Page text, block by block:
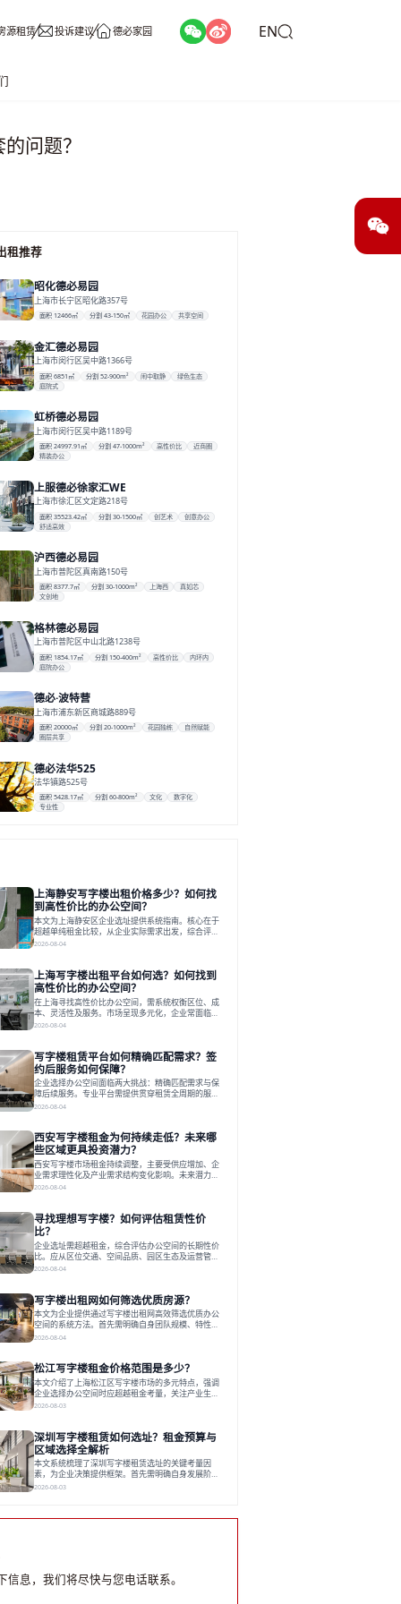
源租赁 投诉建议 德必家园 EN
问题？
租推荐
昭化德必易园
上海市长宁区昭化路357号
面积 12466㎡ 分割 43-150㎡ 花园办公 共享空间
金汇德必易园
上海市闵行区吴中路1366号
面积 6851㎡ 分割 52-900m² 闹中取静
绿色生态
庭院式
虹桥德必易园
上海市闵行区吴中路1189号
面积 24997.91㎡ 分割 47-1000m² 高性价比
近商圈
精装办公
上服德必徐家汇WE
上海市徐汇区文定路218号
面积 35523.42㎡ 分割 30-1500㎡ 创艺术
创意办公
舒适高效
沪西德必易园
上海市普陀区真南路150号
面积 8377.7㎡ 分割 30-1000m² 上海西
真如芯
文创地
格林德必易园
上海市普陀区中山北路1238号
面积 1854.17㎡ 分割 150-400m² 高性价比
内环内
庭院办公
德必·波特营
上海市浦东新区商城路889号
面积 20000㎡ 分割 20-1000m² 花园独栋
自然赋能
圈层共享
德必法华525
法华镇路525号
面积 5428.17㎡ 分割 60-800m² 文化
数字化
专业性
上海静安写字楼出租价格多少？如何找
到高性价比的办公空间？
本文为上海静安区企业选址提供系统指南。核心在于
超越单纯租金比较，从企业实际需求出发，综合评估
交通、硬件、空间弹性、配套服务及产业生态等多维
升性价比，并通过不同规模企业的实际案例加以说
明。之后指出，专业运营服务商提供的稳定环境、社
群活动与产业集聚等增值服务，是很大化空间价值、
助力企业成长的关键。对于许多在
2026-08-04
上海写字楼出租平台如何选？如何找到
高性价比的办公空间？
在上海寻找高性价比办公空间，需系统权衡区位、成
本、灵活性及服务。市场呈现多元化，企业常面临租
赁流程复杂、隐性成本高等挑战。选择平台时，应评
区、灵活产品和丰富配套，满足不同企业需求。企业
应明确自身需求，实地考察，选择能支持长期发展、
提升竞争力的办公空间。在上海寻找合适的办公空
间，对于企业行政负责人、中小企业主
2026-08-04
写字楼租赁平台如何精确匹配需求？签
约后服务如何保障？
企业选择办公空间面临两大挑战：精确匹配需求与保
障后续服务。专业平台需提供贯穿租赁全周期的服
务，将企业从非核心事务中解放。精确匹配需结合企
的全周期保障体系。德必集团通过标准化服务与个性
化运营结合，以全国布局和产业生态圈为企业提供稳
定支持，体现了从信息撮合到深度服务的能力转变。
在为企业寻找办公空间的过程中，
2026-08-04
西安写字楼租金为何持续走低？未来哪
些区域更具投资潜力？
西安写字楼市场租金持续调整，主要受供应增加、企
业需求理性化及产业需求结构变化影响。未来潜力区
域集中在产业集聚、交利及城市更新地带，如高新区
运营方通过空间优化与社群服务，助力企业成长，推
动市场向多元化、高性价比方向发展。近年来，西安
写字楼市场呈现出租金持续调整的态势，这一现象引
发了的广泛关注。作为西部重要
2026-08-04
寻找理想写字楼？如何评估租赁性价
比？
企业选址需超越租金，综合评估办公空间的长期性价
比。应从区位交通、空间品质、园区生态及运营管理
四个核心维度权衡财务支出与长期价值回报。理想的
衡。对于许多正在成长或寻求稳定发展的企业而言，
寻找一处合适的办公空间是一项至关重要的决策。这
不仅关系到团队的日常工作效率与协作氛围，更直接
影响着企业的品牌形象、运营成本
2026-08-04
写字楼出租网如何筛选优质房源？
本文为企业提供通过写字楼出租网高效筛选优质办公
空间的系统方法。首先需明确自身团队规模、特性、
预算等核心需求。线上筛选时，应深入解读房源参
背景与持续服务能力。完成线上初选后，必须进行线
下实地验证，核对空间实景、测试设施、感受园区氛
围并确认合同条款，从而做出精确决策。在数字化时
代，写字楼出租网已成为企业寻找
2026-08-04
松江写字楼租金价格范围是多少？
本文介绍了上海松江区写字楼市场的多元特点，强调
企业选择办公空间时应超越租金考量，关注产业生态
与综合服务。文章分析了市场概况、影响空间价值的
建服务生态助力企业成长，建议企业系统评估需求与
长期价值，选择匹配的发展载体。对于许多寻求在上
海松江区设立或扩展办公空间的企业而言，了解该区
域的写字楼市场概况是决策的首先
2026-08-03
深圳写字楼租赁如何选址？租金预算与
区域选择全解析
本文系统梳理了深圳写字楼租赁选址的关键考量因
素，为企业决策提供框架。首先需明确自身发展阶
段、团队规模和文化特质等核心需求。深圳多中心商
业园注重生态与社群，适合文创、科技类企业。评估
2026-08-03
信息，我们将尽快与您电话联系。